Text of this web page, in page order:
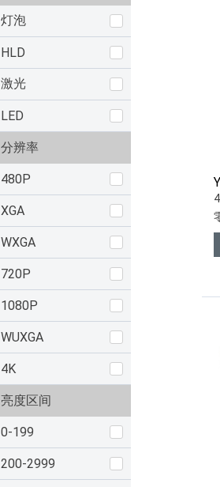
灯泡
HLD
激光
LED
分辨率
480P
XGA
WXGA
720P
1080P
WUXGA
4K
亮度区间
0-199
200-2999